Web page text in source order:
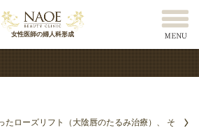
女性医師の婦人科形成
たローズリフト（大陰唇のたるみ治療）、 そ